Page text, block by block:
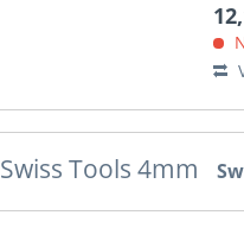
für
Swiss Tools 4mm